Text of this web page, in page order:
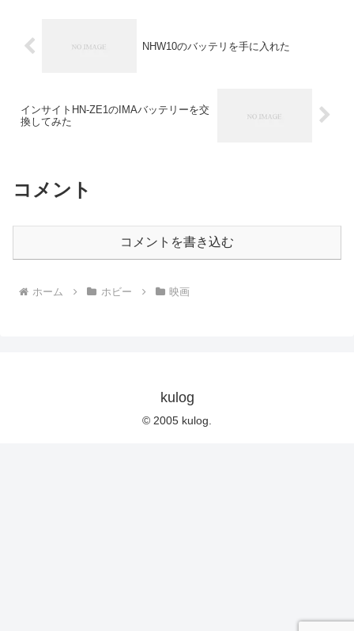
NHW10のバッテリを手に入れた
インサイトHN-ZE1のIMAバッテリーを交
換してみた
コメント
コメントを書き込む
ホーム ホビー 映画
kulog
© 2005 kulog.